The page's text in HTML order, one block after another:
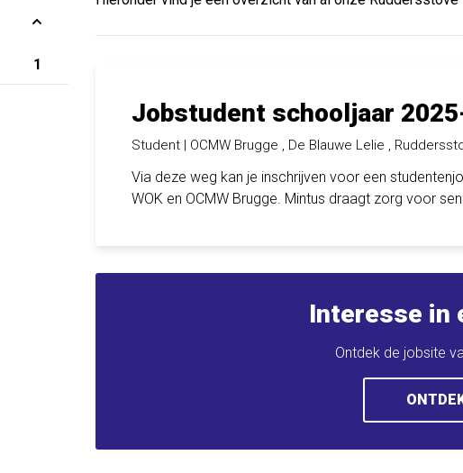
1
Jobstudent schooljaar
Student OCMW Brugge , De Blauwe Lelie ,
Via deze weg kan je inschrijven voor een
WOK en OCMW Brugge. Mintus draagt zorg voor
Interesse in
Ontdek de jobsite